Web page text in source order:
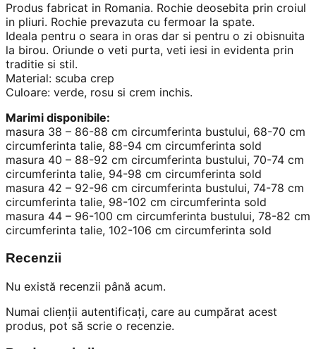
Produs fabricat in Romania. Rochie deosebita prin croiul
in pliuri. Rochie prevazuta cu fermoar la spate.
Ideala pentru o seara in oras dar si pentru o zi obisnuita
la birou. Oriunde o veti purta, veti iesi in evidenta prin
traditie si stil.
Material: scuba crep
Culoare: verde, rosu si crem inchis.
Marimi disponibile:
masura 38 – 86-88 cm circumferinta bustului, 68-70 cm
circumferinta talie, 88-94 cm circumferinta sold
masura 40 – 88-92 cm circumferinta bustului, 70-74 cm
circumferinta talie, 94-98 cm circumferinta sold
masura 42 – 92-96 cm circumferinta bustului, 74-78 cm
circumferinta talie, 98-102 cm circumferinta sold
masura 44 – 96-100 cm circumferinta bustului, 78-82 cm
circumferinta talie, 102-106 cm circumferinta sold
Recenzii
Nu există recenzii până acum.
Numai clienții autentificați, care au cumpărat acest
produs, pot să scrie o recenzie.